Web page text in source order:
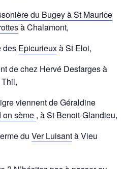
du Bugey à St Maurice
à Chalamont,
des Epicurieuxà St Eloi,
de chez Hervé Desfarges à
viennent de Géraldine
on sème , à St Benoit-Glandieu,
du Ver Luisantà Vieu